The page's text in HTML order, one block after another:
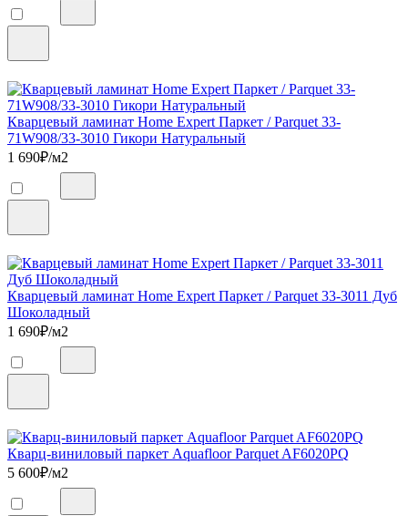
Кварцевый ламинат Home Expert Паркет / Parquet 33-
71W908/33-3010 Гикори Натуральный
1 690₽/м2
Кварцевый ламинат Home Expert Паркет / Parquet 33-3011 Дуб
Шоколадный
1 690₽/м2
Кварц-виниловый паркет Aquafloor Parquet AF6020PQ
5 600₽/м2